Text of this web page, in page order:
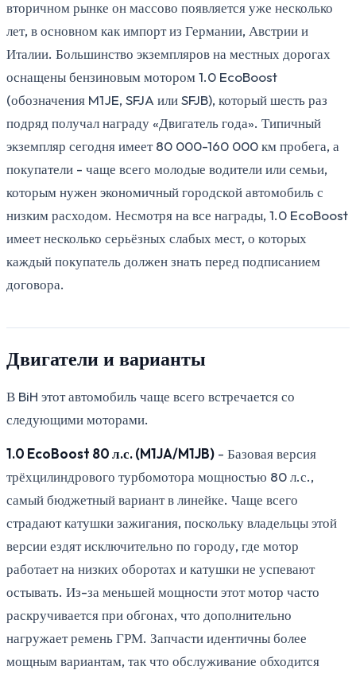
вторичном рынке он массово появляется уже несколько
лет, в основном как импорт из Германии, Австрии и
Италии. Большинство экземпляров на местных дорогах
оснащены бензиновым мотором 1.0 EcoBoost
(обозначения M1JE, SFJA или SFJB), который шесть раз
подряд получал награду «Двигатель года». Типичный
экземпляр сегодня имеет 80 000-160 000 км пробега, а
покупатели - чаще всего молодые водители или семьи,
которым нужен экономичный городской автомобиль с
низким расходом. Несмотря на все награды, 1.0 EcoBoost
имеет несколько серьёзных слабых мест, о которых
каждый покупатель должен знать перед подписанием
договора.
Двигатели и варианты
В BiH этот автомобиль чаще всего встречается со
следующими моторами.
1.0 EcoBoost 80 л.с. (M1JA/M1JB) - Базовая версия
трёхцилиндрового турбомотора мощностью 80 л.с.,
самый бюджетный вариант в линейке. Чаще всего
страдают катушки зажигания, поскольку владельцы этой
версии ездят исключительно по городу, где мотор
работает на низких оборотах и катушки не успевают
остывать. Из-за меньшей мощности этот мотор часто
раскручивается при обгонах, что дополнительно
нагружает ремень ГРМ. Запчасти идентичны более
мощным вариантам, так что обслуживание обходится